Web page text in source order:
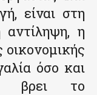
είναι στη
αντίληψη, η
οικονομικής
όσο και
βρει το